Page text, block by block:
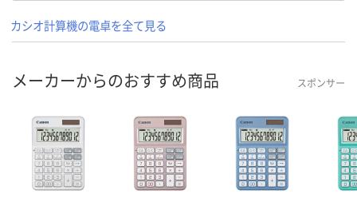
カシオ計算機の電卓を全て見る
メーカーからのおすすめ商品 スポンサー